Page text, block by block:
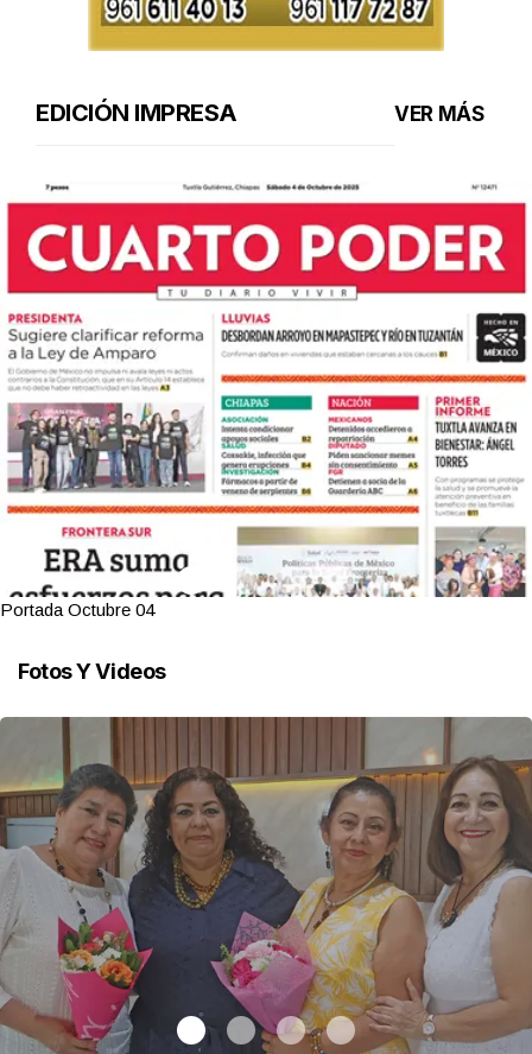
EDICIÓN IMPRESA VER MÁS
Portada Octubre 04
Fotos Y Videos